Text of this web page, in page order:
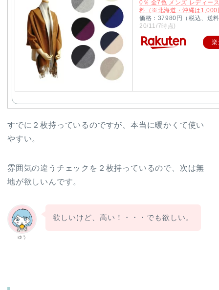
0％ 全7色 メンズ レディー
料（※北海道・沖縄は1,000
価格：37980円（税込、送
20/11/7時点)
すでに２枚持っているのですが、本当に暖かくて使い
やすい。
雰囲気の違うチェックを２枚持っているので、次は無
地が欲しいんです。
ゆう
欲しいけど、高い！・・・でも欲しい。